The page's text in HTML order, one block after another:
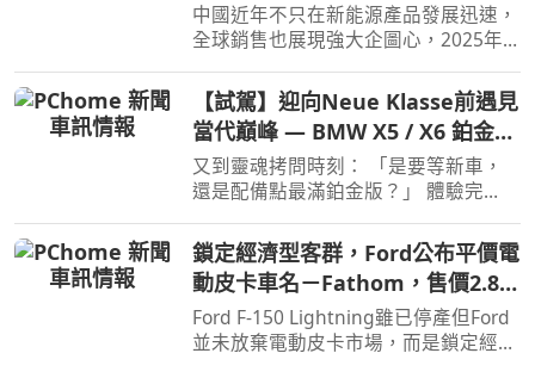
中國近年不只在新能源產品發展迅速，
全球銷售也展現強大企圖心，2025年
汽車品牌全球銷售排名僅有BYD和吉利
進入前10名，不過今年上半年奇瑞也加
入前10名了。
【試駕】迎向Neue Klasse前遇見
當代巔峰 — BMW X5 / X6 鉑金版
璀璨登場
又到靈魂拷問時刻： 「是要等新車，
還是配備點最滿鉑金版？」 體驗完
彷彿有了理直氣壯答案。
鎖定經濟型客群，Ford公布平價電
動皮卡車名－Fathom，售價2.8萬
美元起
Ford F-150 Lightning雖已停產但Ford
並未放棄電動皮卡市場，而是鎖定經濟